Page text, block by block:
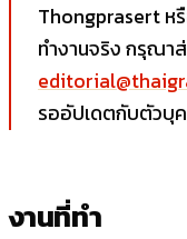
Thongprasert ห
ทำงานจริง กรุณา
รออัปเดตกับตัวบุ
งานที่ทำ